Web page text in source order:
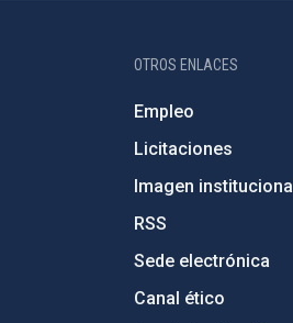
OTROS ENLACES
Empleo
Licitaciones
Imagen institucional
RSS
Sede electrónica
Canal ético